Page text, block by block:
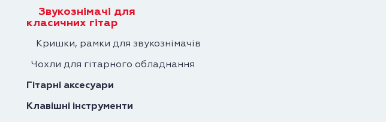
Звукознімачі для
класичних гітар
Кришки, рамки для звукознімачів
Чохли для гітарного обладнання
Гітарні аксесуари
Клавішні інструменти